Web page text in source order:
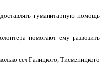
гуманитарную помощь
помогают ему развозить
сел Галицкого, Тисменицкого